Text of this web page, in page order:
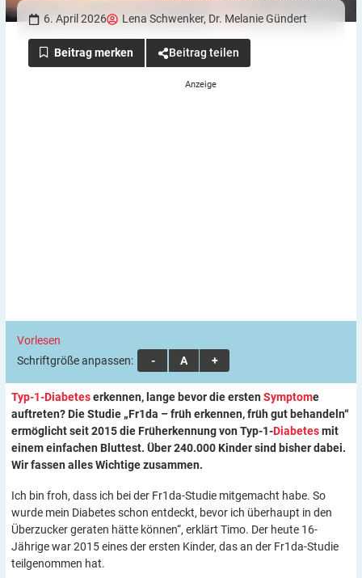
6. April 2026 Lena Schwenker, Dr. Melanie Gündert
Beitrag teilen
Vorlesen
Schriftgröße anpassen:
A A A
Typ-1-Diabeteserkennen, lange bevor die ersten Symptome
auftreten? Die Studie „Fr1da – früh erkennen, früh gut behandeln“
ermöglicht seit 2015 die Früherkennung von Typ-1-Diabetesmit
einem einfachen Bluttest. Über 240.000 Kinder sind bisher dabei.
Wir fassen alles Wichtige zusammen.
Ich bin froh, dass ich bei der Fr1da-Studie mitgemacht habe. So
wurde mein Diabetes schon entdeckt, bevor ich überhaupt in den
Überzucker geraten hätte können“, erklärt Timo. Der heute 16-
Jährige war 2015 eines der ersten Kinder, das an der Fr1da-Studie
teilgenommen hat.